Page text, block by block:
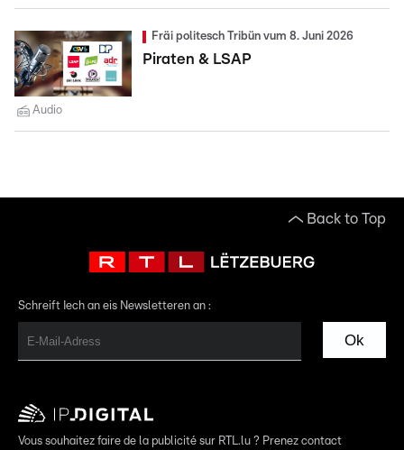
Fräi politesch Tribün vum 8. Juni 2026
Piraten & LSAP
Audio
Back to Top
Schreift Iech an eis Newsletteren an :
Ok
Vous souhaitez faire de la publicité sur RTL.lu ? Prenez contact